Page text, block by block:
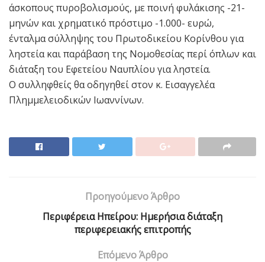
άσκοπους πυροβολισμούς, με ποινή φυλάκισης -21-
μηνών και χρηματικό πρόστιμο -1.000- ευρώ,
ένταλμα σύλληψης του Πρωτοδικείου Κορίνθου για
ληστεία και παράβαση της Νομοθεσίας περί όπλων και
διάταξη του Εφετείου Ναυπλίου για ληστεία.
Ο συλληφθείς θα οδηγηθεί στον κ. Εισαγγελέα
Πλημμελειοδικών Ιωαννίνων.
Προηγούμενο Άρθρο
Περιφέρεια Ηπείρου: Ημερήσια διάταξη
περιφερειακής επιτροπής
Επόμενο Άρθρο